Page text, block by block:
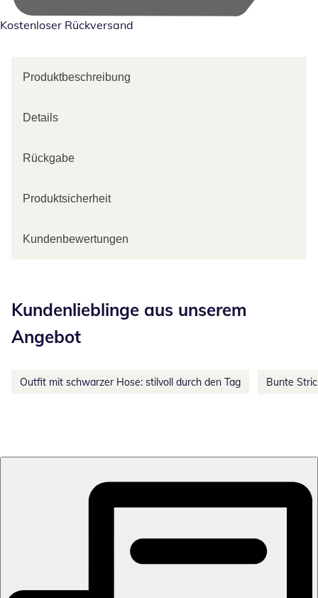
Kostenloser Rückversand
Produktbeschreibung
Details
Rückgabe
Produktsicherheit
Kundenbewertungen
Kundenlieblinge aus unserem
Angebot
Outfit mit schwarzer Hose: stilvoll durch den Tag Bunte